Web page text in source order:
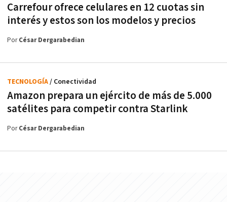
Carrefour ofrece celulares en 12 cuotas sin
interés y estos son los modelos y precios
PorCésar Dergarabedian
Amazon prepara un ejército de más de 5.000
satélites para competir contra Starlink
TECNOLOGÍA/ Conectividad
PorCésar Dergarabedian